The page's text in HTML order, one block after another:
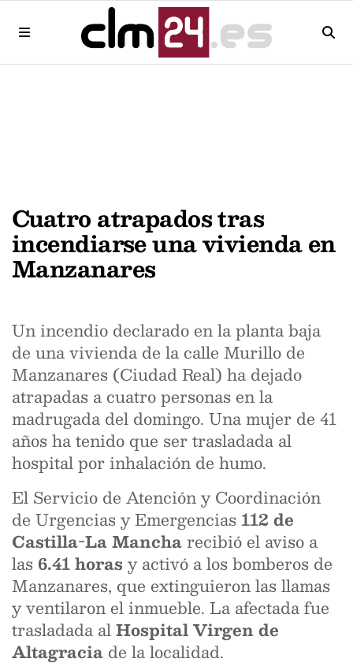
Cuatro atrapados tras
incendiarse una vivienda en
Manzanares
Un incendio declarado en la planta baja
de una vivienda de la calle Murillo de
Manzanares (Ciudad Real) ha dejado
atrapadas a cuatro personas en la
madrugada del domingo. Una mujer de 41
años ha tenido que ser trasladada al
hospital por inhalación de humo.
El Servicio de Atención y Coordinación
de Urgencias y Emergencias 112 de
Castilla-La Mancharecibió el aviso a
las 6.41 horas y activó a los bomberos de
Manzanares, que extinguieron las llamas
y ventilaron el inmueble. La afectada fue
trasladada alHospital Virgen de
Altagracia de la localidad.